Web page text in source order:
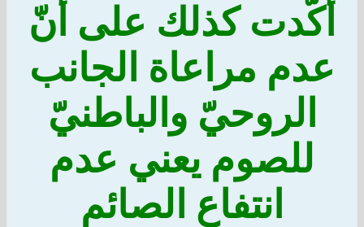
أكّدت كذلك على أنّ
عدم مراعاة الجانب
الروحيّ والباطنيّ
للصوم يعني عدم
انتفاع الصائم